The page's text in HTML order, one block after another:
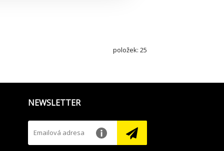
položek: 25
NEWSLETTER